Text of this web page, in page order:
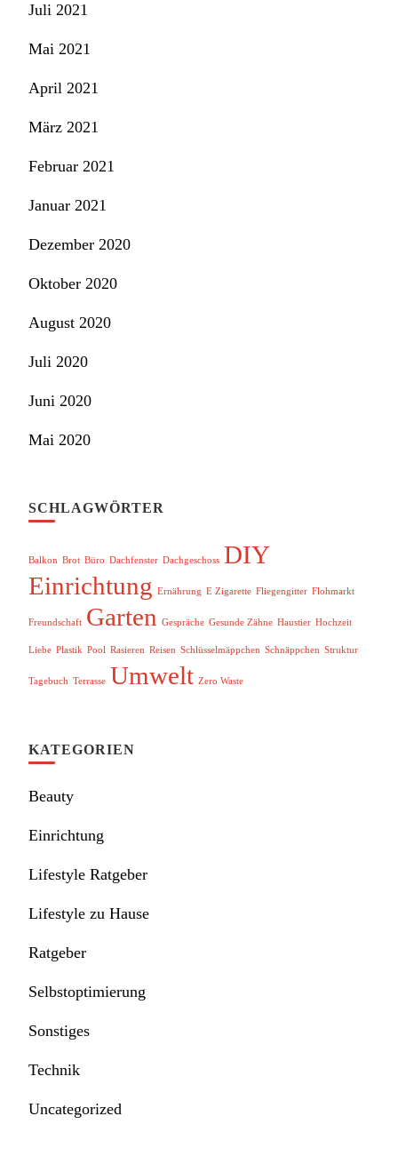
Juli 2021
Mai 2021
April 2021
März 2021
Februar 2021
Januar 2021
Dezember 2020
Oktober 2020
August 2020
Juli 2020
Juni 2020
Mai 2020
SCHLAGWÖRTER
Balkon Brot Büro Dachfenster Dachgeschoss DIY
Einrichtung Ernährung E Zigarette Fliegengitter Flohmarkt
Freundschaft Garten Gespräche Gesunde Zähne Haustier Hochzeit
Liebe Plastik Pool Rasieren Reisen Schlüsselmäppchen Schnäppchen Struktur
Tagebuch Terrasse Umwelt Zero Waste
KATEGORIEN
Beauty
Einrichtung
Lifestyle Ratgeber
Lifestyle zu Hause
Ratgeber
Selbstoptimierung
Sonstiges
Technik
Uncategorized